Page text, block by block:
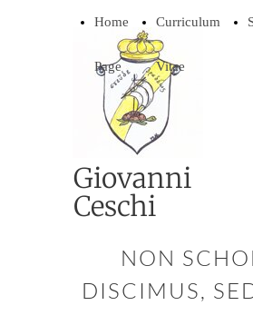
Giovanni
Ceschi
Home
Page
Curriculum
Vitae
NON
DISCIMUS,